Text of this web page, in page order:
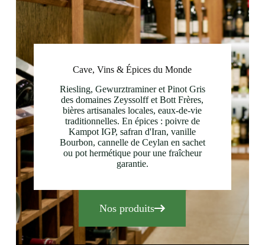
Cave, Vins & Épices du Monde
Riesling, Gewurztraminer et Pinot Gris
des domaines Zeyssolff et Bott Frères,
bières artisanales locales, eaux-de-vie
traditionnelles. En épices : poivre de
Kampot IGP, safran d'Iran, vanille
Bourbon, cannelle de Ceylan en sachet
ou pot hermétique pour une fraîcheur
garantie.
Nos produits